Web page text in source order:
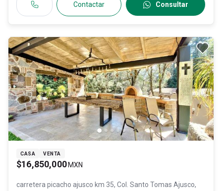
Contactar Consultar
CASA VENTA
$16,850,000 MXN
carretera picacho ajusco km 35, Col. Santo Tomas Ajusco,